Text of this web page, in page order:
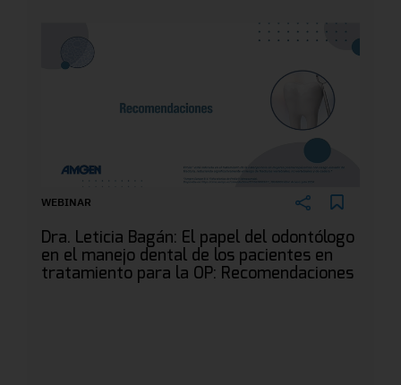
WEBINAR
Dra. Leticia Bagán: El papel del odontólogo
en el manejo dental de los pacientes en
tratamiento para la OP: Recomendaciones